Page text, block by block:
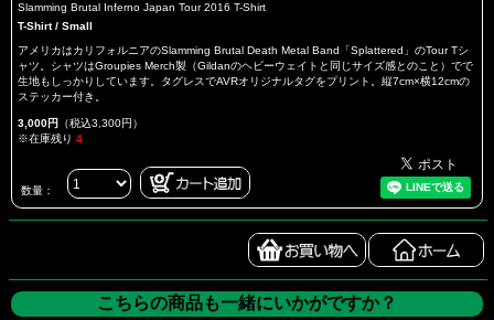
Slamming Brutal Inferno Japan Tour 2016 T-Shirt
T-Shirt / Small
アメリカはカリフォルニアのSlamming Brutal Death Metal Band「Splattered」のTour Tシ
ャツ。シャツはGroupies Merch製（Gildanのヘビーウェイトと同じサイズ感とのこと）でで
生地もしっかりしています。タグレスでAVRオリジナルタグをプリント。縦7cm×横12cmの
ステッカー付き。
3,000円 （税込3,300円）
※在庫残り 4
数量：
こちらの商品も一緒にいかがですか？